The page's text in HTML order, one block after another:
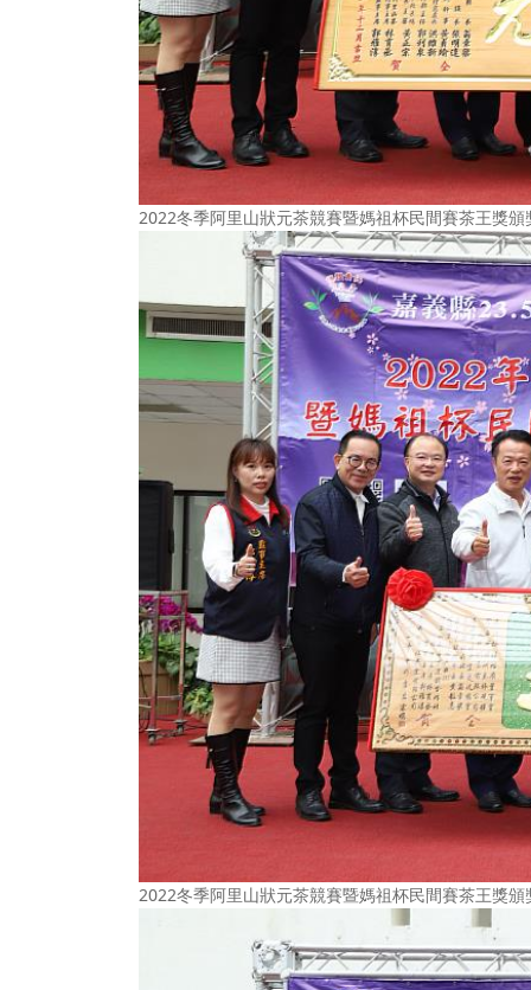
2022冬季阿里山狀元茶競賽暨媽祖杯民間賽茶王獎頒
2022冬季阿里山狀元茶競賽暨媽祖杯民間賽茶王獎頒